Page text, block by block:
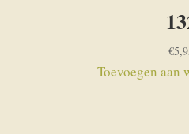
€
Toevoegen aan